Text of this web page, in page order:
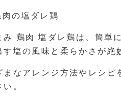
み 鶏肉 塩ダレ鶏は、簡単
す塩の風味と柔らかさが絶
まなアレンジ方法やレシ
い。